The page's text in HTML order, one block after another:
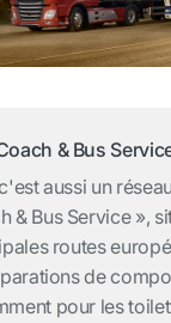
& Bus
aussi un
& Bus Service »,
routes
de
pour les